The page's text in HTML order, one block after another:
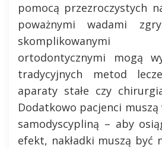
pomocą przezroczystych
poważnymi wadami
skomplikowanymi
ortodontycznymi mogą
tradycyjnych metod
aparaty stałe czy
Dodatkowo pacjenci muszą
samodyscypliną – aby
efekt, nakładki muszą być